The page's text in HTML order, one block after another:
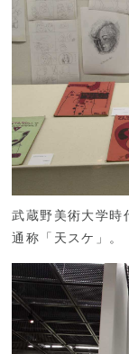
武蔵野美術大学時
通称「天スケ」。